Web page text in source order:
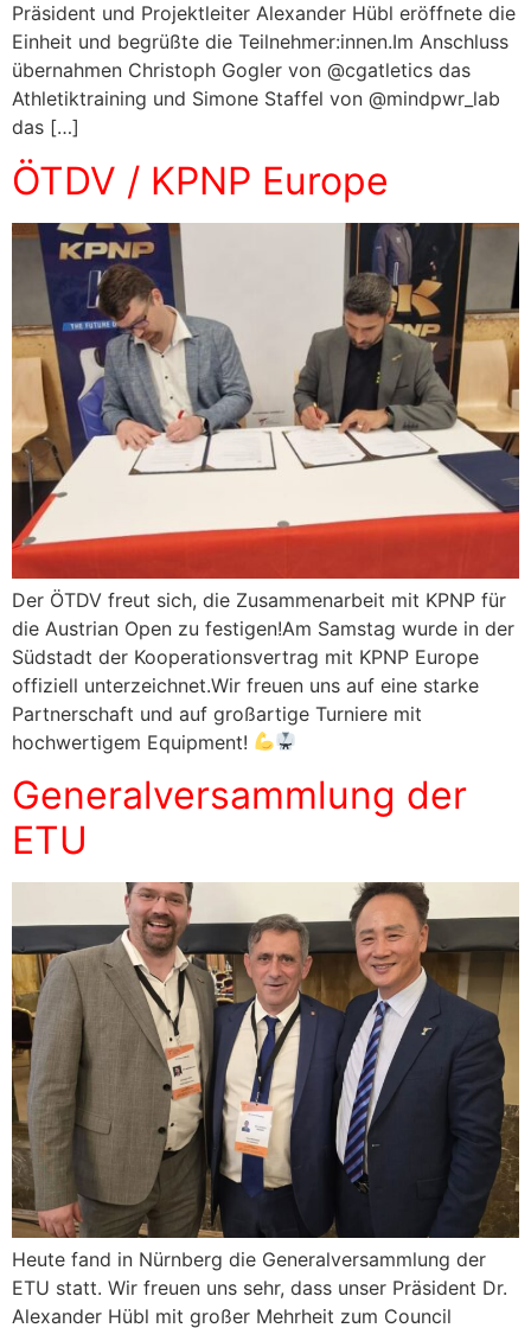
Präsident und Projektleiter Alexander Hübl eröffnete die
Einheit und begrüßte die Teilnehmer:innen.Im Anschluss
übernahmen Christoph Gogler von @cgatletics das
Athletiktraining und Simone Staffel von @mindpwr_lab
das […]
ÖTDV / KPNP Europe
Der ÖTDV freut sich, die Zusammenarbeit mit KPNP für
die Austrian Open zu festigen!Am Samstag wurde in der
Südstadt der Kooperationsvertrag mit KPNP Europe
offiziell unterzeichnet.Wir freuen uns auf eine starke
Partnerschaft und auf großartige Turniere mit
hochwertigem Equipment!
Generalversammlung der
ETU
Heute fand in Nürnberg die Generalversammlung der
ETU statt. Wir freuen uns sehr, dass unser Präsident Dr.
Alexander Hübl mit großer Mehrheit zum Council